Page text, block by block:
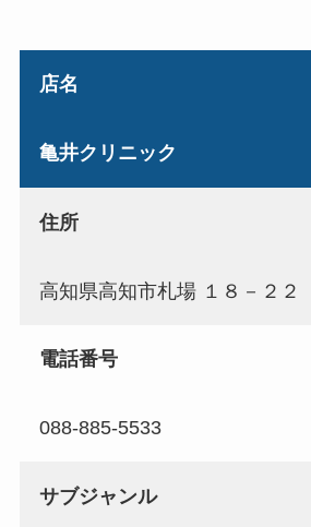
店名
亀井クリニック
住所
高知県高知市札場 １８－２２
電話番号
088-885-5533
サブジャンル